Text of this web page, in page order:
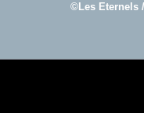
©Les Eternels